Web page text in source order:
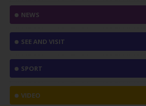
NEWS
SEE AND VISIT
SPORT
VIDEO